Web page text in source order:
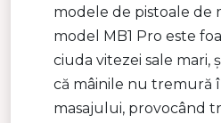
modele de pistoale de
model MB1 Pro este
ciuda vitezei sale mari,
că mâinile nu tremură
masajului, provocând